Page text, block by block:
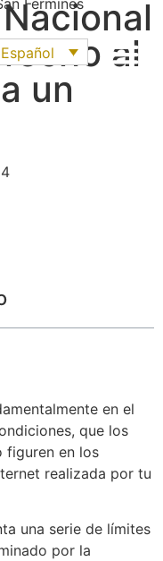
Español
al
un
en el
que los
figuren en los
realizada por tu
una serie de límites
por la